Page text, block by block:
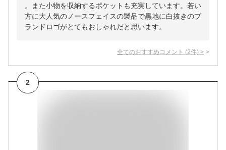
。また小物を収納するポケットも充実しています。若い
方に大人気のノースフェイスの製品で黒地に白抜きのブ
ランドロゴがとてもおしゃれだと思います。
全てのおすすめコメント (2件) >
2